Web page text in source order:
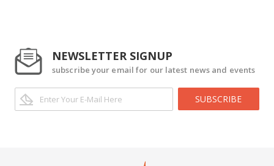
NEWSLETTER SIGNUP
subscribe your email for our latest news and events
SUBSCRIBE